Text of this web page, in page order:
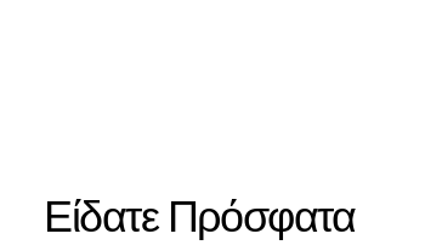
Είδατε Πρόσφατα